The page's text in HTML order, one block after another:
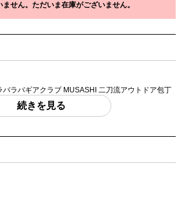
せん。ただいま在庫がございません。
バラバギアクラブ MUSASHI 二刀流アウトドア包丁
のがすべてになります。
キズ、ヨゴレ少々）
続きを見る